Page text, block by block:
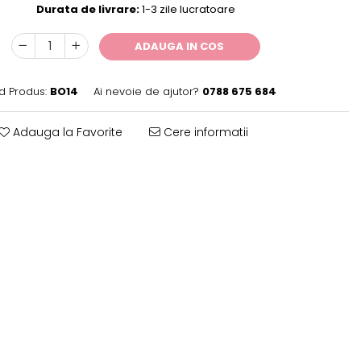
Durata de livrare:1-3 zile lucratoare
ADAUGA IN COS
Produs: BO14 Ai nevoie de ajutor? 0788 675 684
Adauga la Favorite Cere informatii